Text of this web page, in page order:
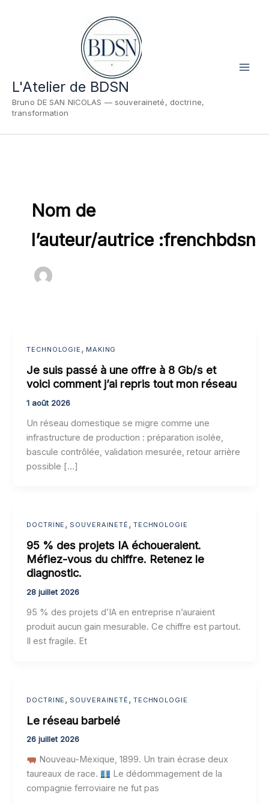
L'Atelier de BDSN
Bruno DE SAN NICOLAS — souveraineté, doctrine,
transformation
Nom de
l’auteur/autrice :frenchbdsn
TECHNOLOGIE , MAKING
Je suis passé à une offre à 8 Gb/s et
voici comment j’ai repris tout mon réseau
1 août 2026
Un réseau domestique se migre comme une
infrastructure de production : préparation isolée,
bascule contrôlée, validation mesurée, retour arrière
possible […]
DOCTRINE , SOUVERAINETÉ , TECHNOLOGIE
95 % des projets IA échoueraient.
Méfiez-vous du chiffre. Retenez le
diagnostic.
28 juillet 2026
95 % des projets d’IA en entreprise n’auraient
produit aucun gain mesurable. Ce chiffre est partout.
Il est fragile. Et
DOCTRINE , SOUVERAINETÉ , TECHNOLOGIE
Le réseau barbelé
26 juillet 2026
Nouveau-Mexique, 1899. Un train écrase deux
taureaux de race.
Le dédommagement de la
compagnie ferroviaire ne fut pas